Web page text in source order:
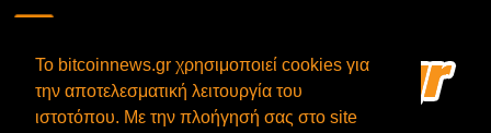
To bitcoinnews.gr χρησιμοποιεί cookies για
την αποτελεσματική λειτουργία του
ιστοτόπου. Με την πλοήγησή σας στο site